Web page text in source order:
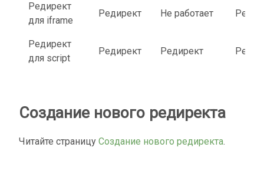
Редирект
для iframe
Редирект Не работает
Редирект
для script
Редирект Редирект
Создание нового редиректа
Читайте страницу Создание нового редиректа.